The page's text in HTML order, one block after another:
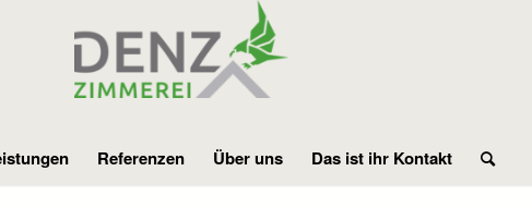
Referenzen Über uns Das ist ihr Kontakt